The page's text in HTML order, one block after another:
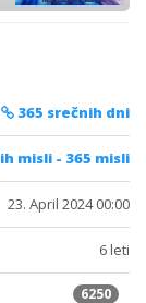
365 srečnih dni
misli - 365 misli
23. April 2024 00:00
6 leti
6250